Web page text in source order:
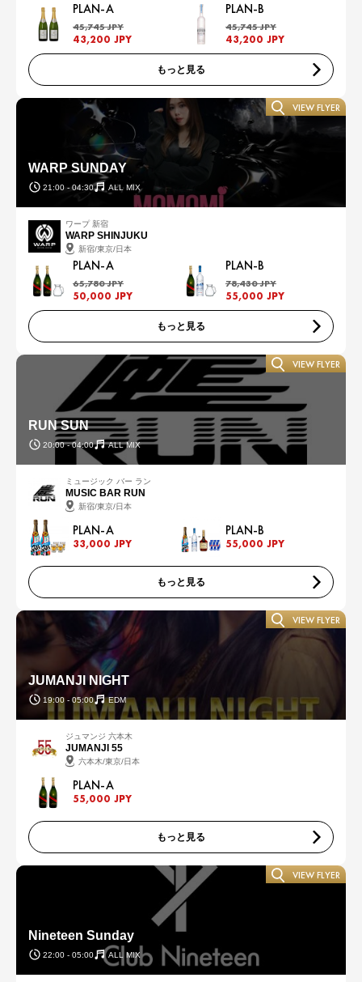
PLAN-A
45,745 JPY
43,200 JPY
PLAN-B
45,745 JPY
43,200 JPY
もっと見る
WARP SUNDAY
21:00 - 04:30 ALL MIX
VIEW FLYER
ワープ 新宿
WARP SHINJUKU
新宿/東京/日本
PLAN-A
65,780 JPY
50,000 JPY
PLAN-B
78,430 JPY
55,000 JPY
もっと見る
RUN SUN
20:00 - 04:00 ALL MIX
VIEW FLYER
ミュージック バー ラン
MUSIC BAR RUN
新宿/東京/日本
PLAN-A
33,000 JPY
PLAN-B
55,000 JPY
もっと見る
JUMANJI NIGHT
19:00 - 05:00 EDM
VIEW FLYER
ジュマンジ 六本木
JUMANJI 55
六本木/東京/日本
PLAN-A
55,000 JPY
もっと見る
Nineteen Sunday
22:00 - 05:00 ALL MIX
VIEW FLYER